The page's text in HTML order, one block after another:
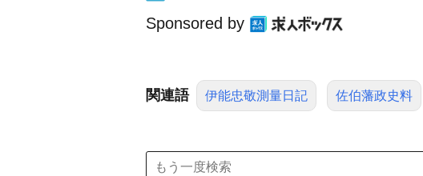
Sponsored by
関連語 伊能忠敬測量日記 佐伯藩政史料